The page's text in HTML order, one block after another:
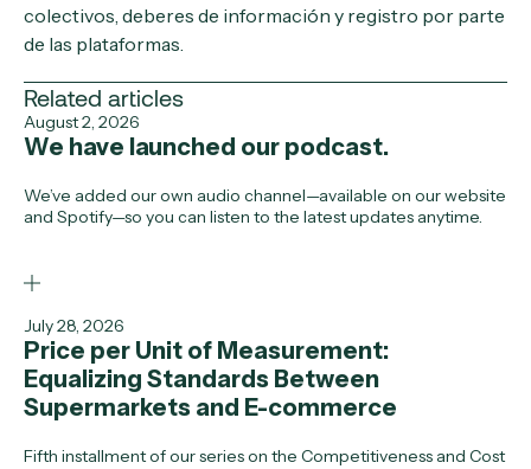
colectivos, deberes de información y registro por parte
de las plataformas.
Related articles
August 2, 2026
We have launched our podcast.
We’ve added our own audio channel—available on our website
and Spotify—so you can listen to the latest updates anytime.
July 28, 2026
Price per Unit of Measurement:
Equalizing Standards Between
Supermarkets and E-commerce
Fifth installment of our series on the Competitiveness and Cost